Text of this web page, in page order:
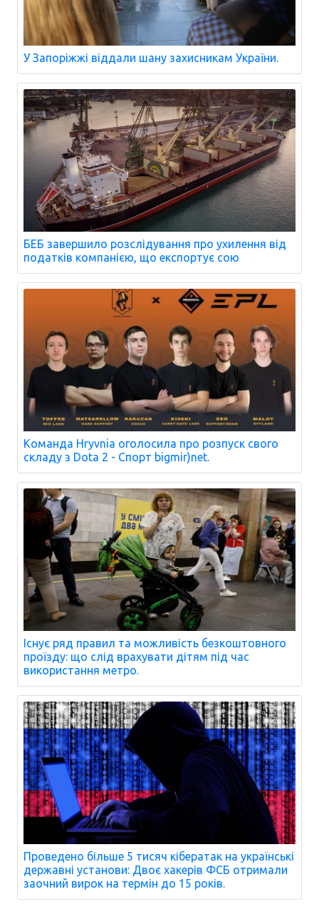
У Запоріжжі віддали шану захисникам України.
БЕБ завершило розслідування про ухилення від
податків компанією, що експортує сою
Команда Hryvnia оголосила про розпуск свого
складу з Dota 2 - Спорт bigmir)net.
Існує ряд правил та можливість безкоштовного
проїзду: що слід врахувати дітям під час
використання метро.
Проведено більше 5 тисяч кібератак на українські
державні установи: Двоє хакерів ФСБ отримали
заочний вирок на термін до 15 років.